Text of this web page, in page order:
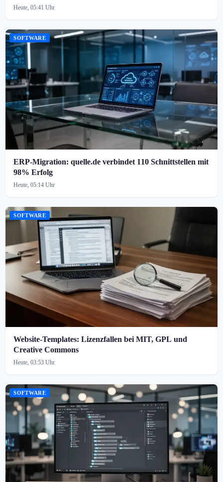
Heute, 05:41 Uhr
SOFTWARE
ERP-Migration: quelle.de verbindet 110 Schnittstellen mit
98% Erfolg
Heute, 05:14 Uhr
SOFTWARE
Website-Templates: Lizenzfallen bei MIT, GPL und
Creative Commons
Heute, 03:53 Uhr
SOFTWARE